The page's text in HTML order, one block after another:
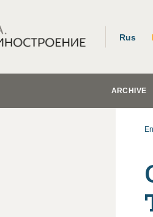
Rus
ARCHIVE